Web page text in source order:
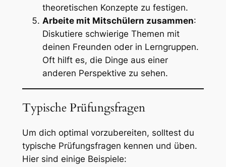
theoretischen Konzepte zu festigen.
Arbeite mit Mitschülern zusammen:
Diskutiere schwierige Themen mit
deinen Freunden oder in Lerngruppen.
Oft hilft es, die Dinge aus einer
anderen Perspektive zu sehen.
Typische Prüfungsfragen
Um dich optimal vorzubereiten, solltest du
typische Prüfungsfragen kennen und üben.
Hier sind einige Beispiele: